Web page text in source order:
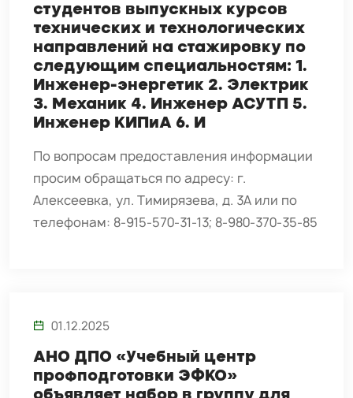
студентов выпускных курсов
технических и технологических
направлений на стажировку по
следующим специальностям: 1.
Инженер-энергетик 2. Электрик
3. Механик 4. Инженер АСУТП 5.
Инженер КИПиА 6. И
По вопросам предоставления информации
просим обращаться по адресу: г.
Алексеевка, ул. Тимирязева, д. 3А или по
телефонам: 8-915-570-31-13; 8-980-370-35-85
01.12.2025
АНО ДПО «Учебный центр
профподготовки ЭФКО»